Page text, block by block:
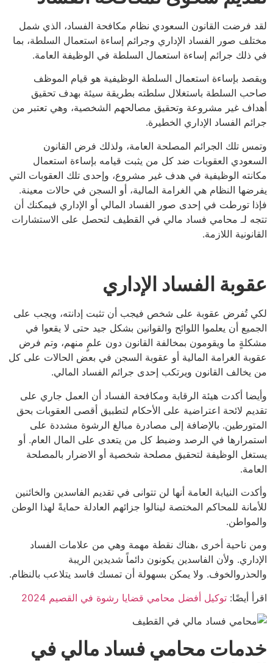
فرضت القانون السعودي نظام مكافحة الفساد، الذي شمل
صور الفساد الإداري وجرائم إساءة استعمال السلطة، بما
جرائم إساءة استعمال السلطة في الوظيفة العامة.
بإساءة استعمال السلطة الوظيفية هو قيام الموظف
السلطة باستغلال سلطته بطريقة سيئة بهدف تحقيق
غير مشروعة وتحقيق مصالحهم الشخصية، وهي تعتبر من
الفساد الإداري الخطيرة.
تلك الجرائم المصلحة العامة، ولذلك فرض القانون
العقوبات ضد كل من يثبت قيامه بإساءة استعمال
الوظيفية في هدف غير مشروع، وإحدى تلك العقوبات التي
النظام هي الغرامة المالية، أو السجن في حالات معينة.
تورطت في إحدى صور الفساد المالي أو الإداري فيمكنك أن
لـ محامي فساد مالي في القطيف لتحصل على الاستشارات
اللازمة.
الفساد الإداري
تُفرض عقوبة على شخص فيجب أن تثبت إدانته، ويجب على
أن يعلموا اللوائح والقوانين بشكل جيد حتى لا يقعوا في
ما ويقومون بمخالفة القانون دون علمٍ منهم، وتم فرض
الغرامة المالية أو عقوبة السجن في بعض الحالات على كل
القانون ويرتكب إحدى جرائم الفساد المالي.
أكدت هيئة الرقابة ومكافحة الفساد أن العمل جاري على
لائحة اعتراضية على الأحكام لتطبيق أقصى العقوبات بحق
بالإضافة إلى مصادرة مبالغ الرشوة مشددة على
في الرصد وضبط كل من يتعدى على المال العام. أو
الوظيفة لتحقيق مصلحة شخصية أو الاضرار بالمصلحة
النيابة العامة أنها لن تتوانى في تقديم الفاسدين والخائنين
للمحاكم المختصة لينالوا جزائهم العادلة حمايةً لهذا الوطن
ناحية أخرى ،هناك نقطة مهمة وهي من علامات الفساد
ولأن الفاسدين يكونون دائماً شديدين الريبة
ولا يمكن بسهولة أن تمسك فاسد يتلاعب بالنظام.
أيضًا:توكيل أفضل محامي قضايا رشوة في القصيم 2024
محامي فساد مالي في